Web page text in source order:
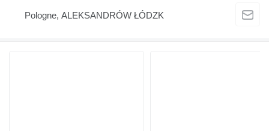
Pologne, ALEKSANDRÓW ŁÓDZK